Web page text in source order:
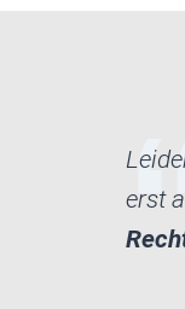
erst